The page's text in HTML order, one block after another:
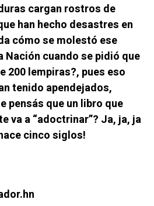
cargan rostros de
e han hecho desastres en
cómo se molestó ese
Nación cuando se pidió que
200 lempiras?, pues eso
tenido apendejados,
pensás que un libro que
va a “adoctrinar”? Ja, ja, ja
cinco siglos!